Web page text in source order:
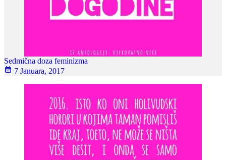
Sedmična doza feminizma
7 Januara, 2017